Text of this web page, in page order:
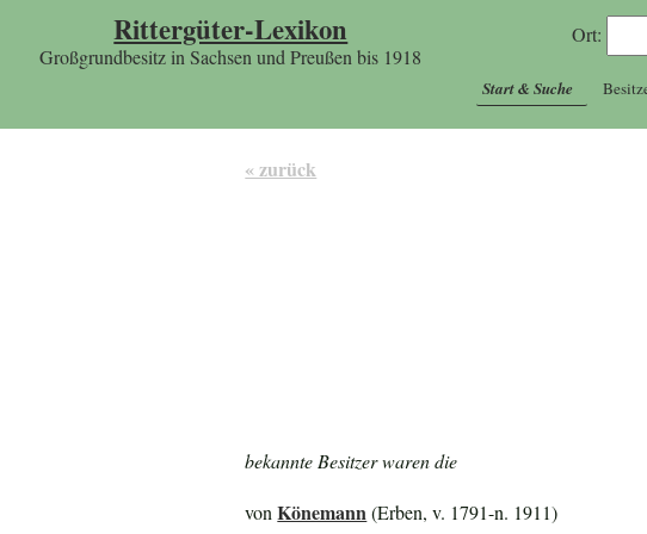
Rittergüter-Lexikon
Großgrundbesitz in Sachsen und Preußen bis 1918
Ort:
Start & Suche
« zurück
bekannte Besitzer waren die
vonKönemann (Erben, v. 1791-n. 1911)